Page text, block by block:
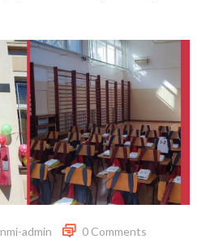
admin 0 Comments